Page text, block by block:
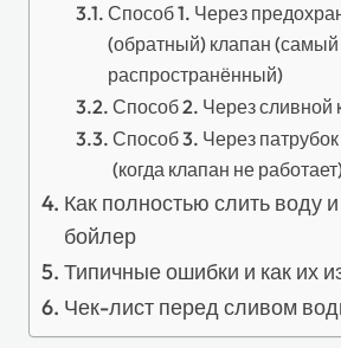
Способ 1. Через
(обратный) клапан (самый
распространённый)
Способ 2. Через сливной
Способ 3. Через
(когда клапан не
Как полностью слить воду
бойлер
Типичные ошибки и как их
Чек-лист перед сливом